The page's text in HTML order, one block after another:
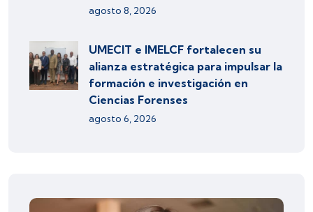
agosto 8, 2026
UMECIT e IMELCF fortalecen su
alianza estratégica para impulsar la
formación e investigación en
Ciencias Forenses
agosto 6, 2026